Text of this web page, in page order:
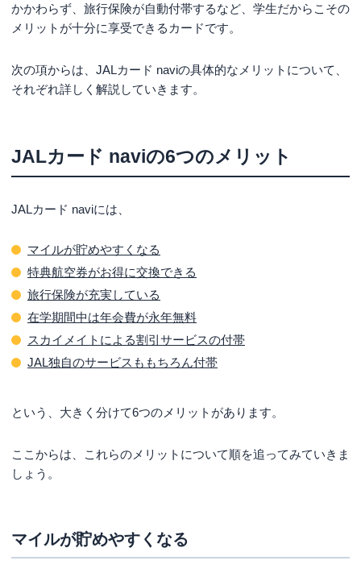
かかわらず、旅行保険が自動付帯するなど、学生だからこその
メリットが十分に享受できるカードです。
次の項からは、JALカード naviの具体的なメリットについて、
それぞれ詳しく解説していきます。
JALカード naviの6つのメリット
JALカード naviには、
マイルが貯めやすくなる
特典航空券がお得に交換できる
旅行保険が充実している
在学期間中は年会費が永年無料
スカイメイトによる割引サービスの付帯
JAL独自のサービスももちろん付帯
という、大きく分けて6つのメリットがあります。
ここからは、これらのメリットについて順を追ってみていきま
しょう。
マイルが貯めやすくなる